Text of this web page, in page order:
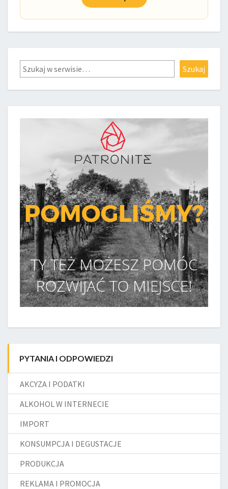
Szukaj Szukaj
PYTANIA I ODPOWIEDZI
AKCYZA I PODATKI
ALKOHOL W INTERNECIE
IMPORT
KONSUMPCJA I DEGUSTACJE
PRODUKCJA
REKLAMA I PROMOCJA